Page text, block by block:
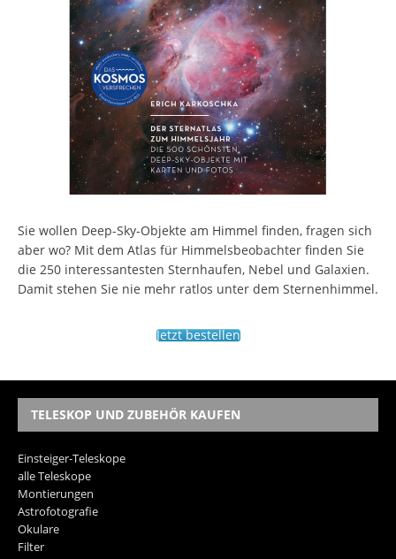
Sie wollen Deep-Sky-Objekte am Himmel finden, fragen sich
aber wo? Mit dem Atlas für Himmelsbeobachter finden Sie
die 250 interessantesten Sternhaufen, Nebel und Galaxien.
Damit stehen Sie nie mehr ratlos unter dem Sternenhimmel.
Jetzt bestellen
TELESKOP UND ZUBEHÖR KAUFEN
Einsteiger-Teleskope
alle Teleskope
Montierungen
Astrofotografie
Okulare
Filter